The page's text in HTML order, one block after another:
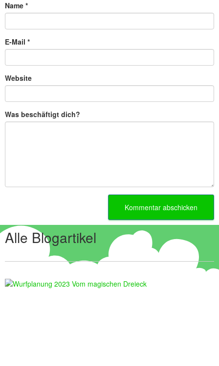
Name *
E-Mail *
Website
Was beschäftigt dich?
Alle Blogartikel